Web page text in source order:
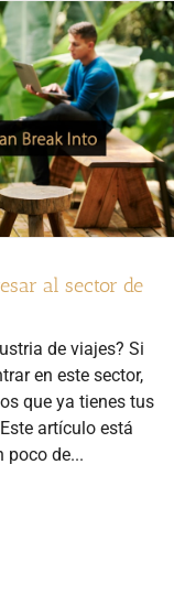
al sector de
de viajes? Si
en este sector,
que ya tienes tus
artículo está
poco de...